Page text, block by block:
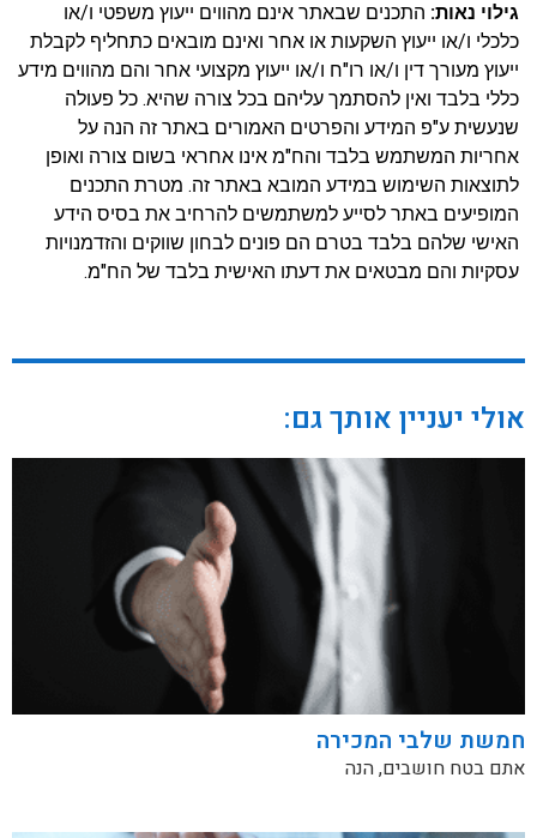
גילוי נאות: התכנים שבאתר אינם מהווים ייעוץ משפטי ו/או
כלכלי ו/או ייעוץ השקעות או אחר ואינם מובאים כתחליף לקבלת
ייעוץ מעורך דין ו/או רו"ח ו/או ייעוץ מקצועי אחר והם מהווים מידע
כללי בלבד ואין להסתמך עליהם בכל צורה שהיא. כל פעולה
שנעשית ע"פ המידע והפרטים האמורים באתר זה הנה על
אחריות המשתמש בלבד והח"מ אינו אחראי בשום צורה ואופן
לתוצאות השימוש במידע המובא באתר זה. מטרת התכנים
המופיעים באתר לסייע למשתמשים להרחיב את בסיס הידע
האישי שלהם בלבד בטרם הם פונים לבחון שווקים והזדמנויות
עסקיות והם מבטאים את דעתו האישית בלבד של הח"מ.
אולי יעניין אותך גם:
חמשת שלבי המכירה
אתם בטח חושבים, הנה